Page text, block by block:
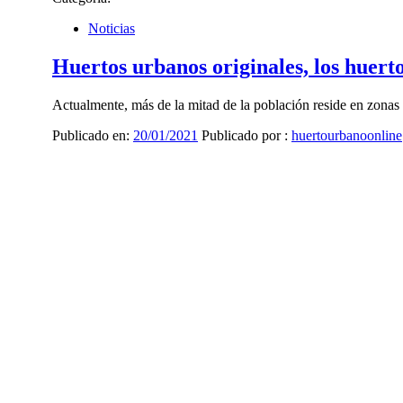
Noticias
Huertos urbanos originales, los
Actualmente, más de la mitad de la población reside en
Publicado en: 20/01/2021 Publicado por : huertourbanoonline